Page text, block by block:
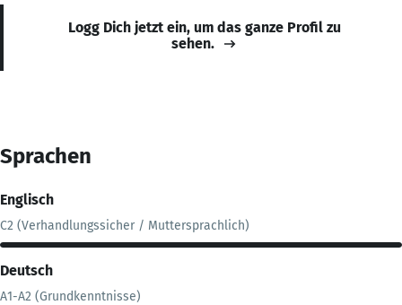
Logg Dich jetzt ein, um das ganze Profil zu
sehen.
Sprachen
Englisch
C2 (Verhandlungssicher / Muttersprachlich)
Deutsch
A1-A2 (Grundkenntnisse)